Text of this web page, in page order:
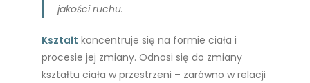
jakości ruchu.
Kształt koncentruje się na formie ciała i
procesie jej zmiany. Odnosi się do zmiany
kształtu ciała w przestrzeni – zarówno w relacji